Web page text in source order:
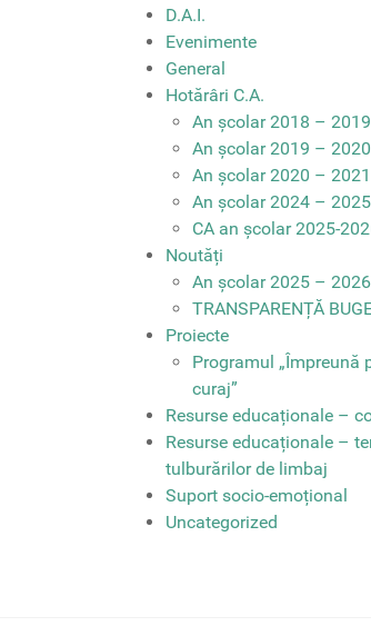
D.A.I.
Evenimente
General
Hotărâri C.A.
An școlar 2018 – 2019
An școlar 2019 – 2020
An școlar 2020 – 2021
An școlar 2024 – 2025
CA an școlar 2025-
Noutăți
An școlar 2025 – 2026
TRANSPARENȚĂ
Proiecte
Programul „Împreună
curaj”
Resurse educaționale –
Resurse educaționale –
tulburărilor de limbaj
Suport socio-emoțional
Uncategorized